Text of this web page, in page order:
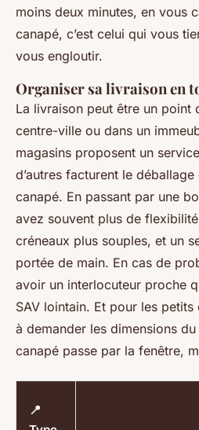
moins deux minutes, en vous
canapé, c’est celui qui vous
vous engloutir.
Organiser sa livraison en
La livraison peut être un point
centre-ville ou dans un
magasins proposent un
d’autres facturent le
canapé. En passant par une
avez souvent plus de
créneaux plus souples, et un
portée de main. En cas de
avoir un interlocuteur proche
SAV lointain. Et pour les petits
à demander les dimensions
canapé passe par la fenêtre,
📍